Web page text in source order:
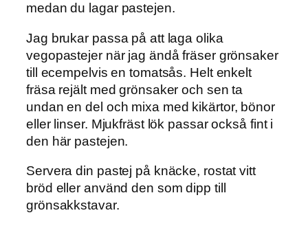
medan du lagar pastejen.
Jag brukar passa på att laga olika
vegopastejer när jag ändå fräser grönsaker
till ecempelvis en tomatsås. Helt enkelt
fräsa rejält med grönsaker och sen ta
undan en del och mixa med kikärtor, bönor
eller linser. Mjukfräst lök passar också fint i
den här pastejen.
Servera din pastej på knäcke, rostat vitt
bröd eller använd den som dipp till
grönsakkstavar.